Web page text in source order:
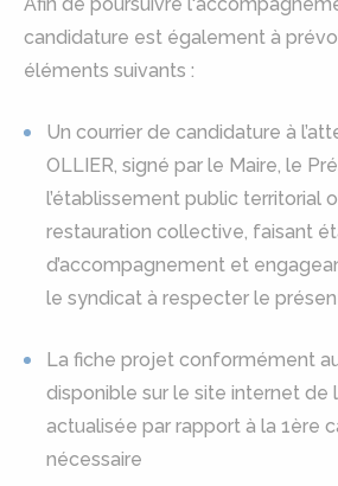
candidature est également à
éléments suivants :
Un courrier de candidature à
OLLIER, signé par le Maire, le
l’établissement public territorial
restauration collective, faisant
d’accompagnement et
le syndicat à respecter le
La fiche projet conformément
disponible sur le site internet de
actualisée par rapport à la 1ère
nécessaire